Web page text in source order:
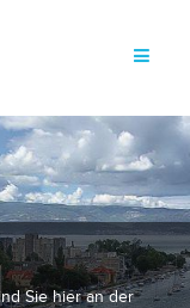
Sie hier an der